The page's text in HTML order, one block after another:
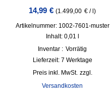
14,99 € (1.499,00 € / )
Artikelnummer: 1002-7601-muster
Inhalt: 0,01 l
Inventar : Vorrätig
Lieferzeit: 7 Werktage
inkl. MwSt. zzgl.
Versandkosten